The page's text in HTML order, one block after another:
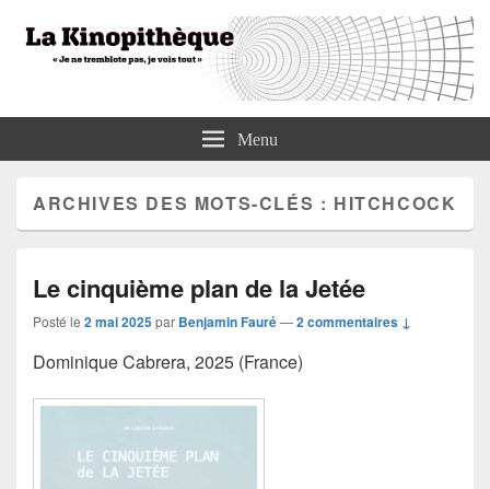
La KinopithèqueMenu
ARCHIVES DES MOTS-CLÉS : HITCHCOCK
Le cinquième plan de la Jetée
Posté le 2 mai 2025par Benjamin Fauré—2 commentaires ↓
Dominique Cabrera, 2025 (France)